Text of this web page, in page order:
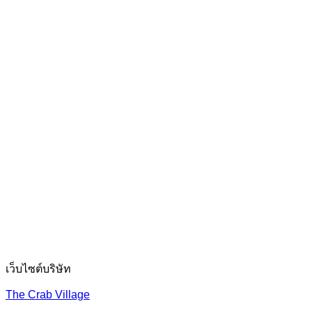
เว็บไซต์บริษัท
The Crab Village